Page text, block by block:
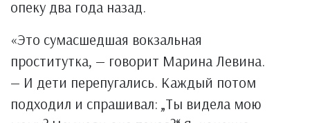
опеку два года назад.
«Это сумасшедшая вокзальная
проститутка, — говорит Марина Левина.
— И дети перепугались. Каждый потом
подходил и спрашивал: „Ты видела мою